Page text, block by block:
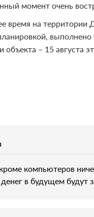
момент очень
время на
– 15 августа
компьютеров
в будущем будут